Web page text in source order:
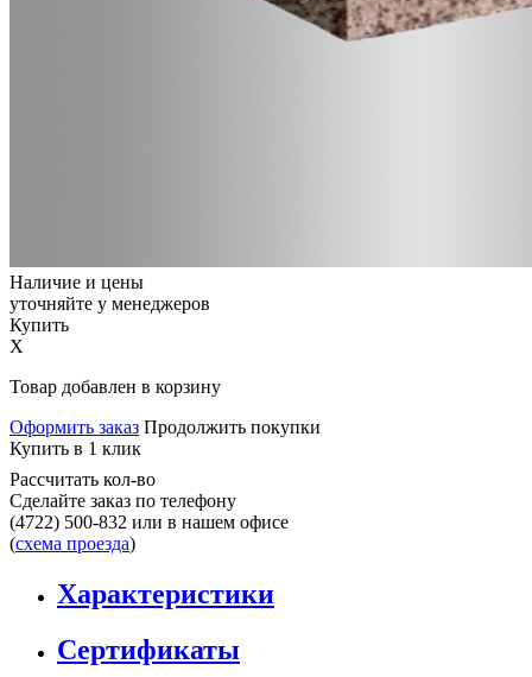
Наличие и цены
уточняйте у менеджеров
Купить
X
Товар добавлен в корзину
Оформить заказ Продолжить покупки
Купить в 1 клик
Рассчитать кол-во
Сделайте заказ по телефону
(4722) 500-832 или в нашем офисе
(схема проезда)
Характеристики
Сертификаты